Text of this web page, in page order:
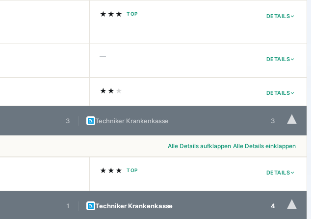
DETAILS
★★★ TOP
DETAILS
—
DETAILS
★★ ★
3 Techniker Krankenkasse 3 ▾
Alle Details aufklappen Alle Details einklappen
DETAILS
★★★ TOP
1 Techniker Krankenkasse 4 ▾